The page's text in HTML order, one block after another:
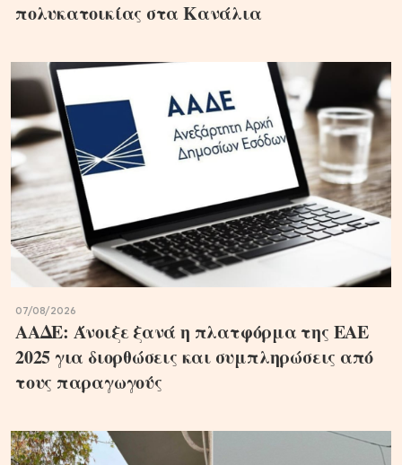
πολυκατοικίας στα Κανάλια
07/08/2026
ΑΑΔΕ: Άνοιξε ξανά η πλατφόρμα της ΕΑΕ
2025 για διορθώσεις και συμπληρώσεις από
τους παραγωγούς